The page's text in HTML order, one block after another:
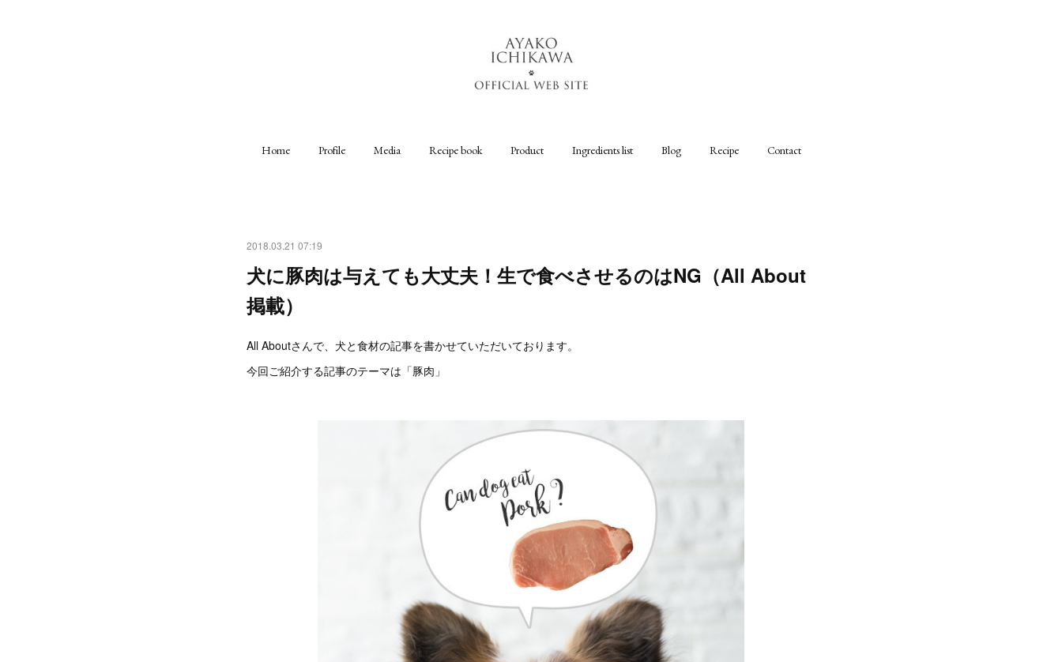
Home Profile Media Recipe book Product Ingredients list Blog Recipe Contact
2018.03.21 07:19
犬に豚肉は与えても大丈夫！生で食べさせるのはNG（All About
掲載）
All Aboutさんで、犬と食材の記事を書かせていただいております。
今回ご紹介する記事のテーマは「豚肉」